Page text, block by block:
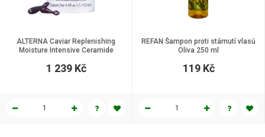
ALTERNA Caviar Replenishing
Moisture Intensive Ceramide
1 239 Kč
REFAN Šampon proti stárnutí vlasů
Oliva 250 ml
119 Kč